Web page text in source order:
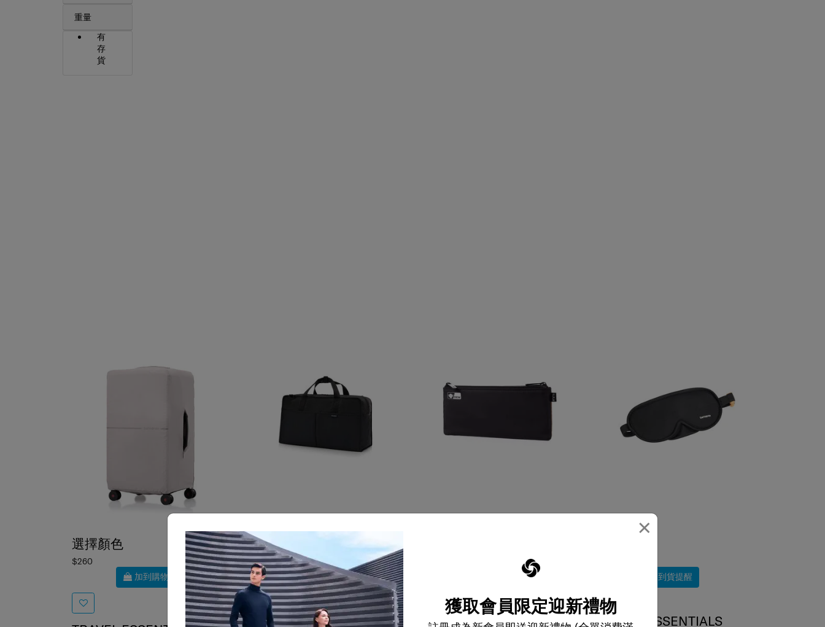
×
獲取會員限定迎新禮物
重量
有
存
貨
選擇顏色
$260
加到購物車
選擇顏色
$360
加到購物車
到貨提醒
TRAVEL ESSENTIALS